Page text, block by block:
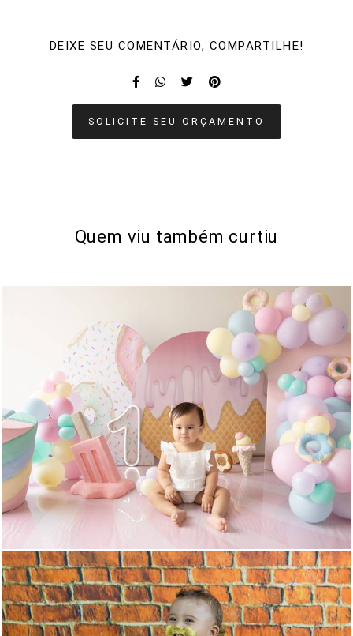
DEIXE SEU COMENTÁRIO, COMPARTILHE!
SOLICITE SEU ORÇAMENTO
Quem viu também curtiu
326 0